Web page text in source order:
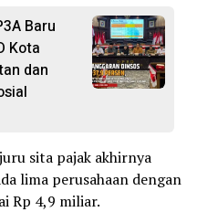
Baru
Kota
dan
sita pajak akhirnya
lima perusahaan dengan
Rp 4,9 miliar.